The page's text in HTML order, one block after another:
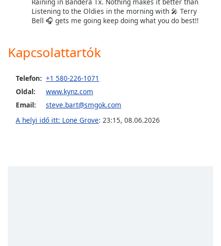
Caption
Color
Listening to the Oldies in the morning with 🎤 Terry
Bell 🎧 gets me going keep doing what you do best!!
Kapcsolattartók
Telefon: +1 580-226-1071
Oldal:
www.kynz.com
Email:
steve.bart@smgok.com
A helyi idő itt: Lone Grove: 23:15, 08.06.2026